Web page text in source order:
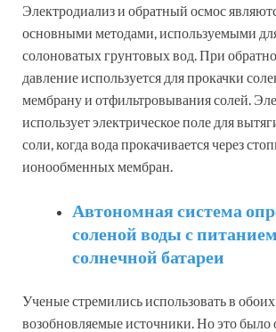
Электродиализ и обратный осмос
основными методами, используемыми
солоноватых грунтовых вод. При
давление используется для прокачки
мембрану и отфильтровывания солей.
использует электрическое поле для
соли, когда вода прокачивается через
ионообменных мембран.
Автономная система
соленой воды с
солнечной батареи
Ученые стремились использовать в
возобновляемые источники. Но это было